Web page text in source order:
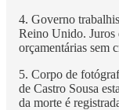
4. Governo
Reino Unido. Juros
orçamentárias sem
5. Corpo de
de Castro Sousa
da morte é